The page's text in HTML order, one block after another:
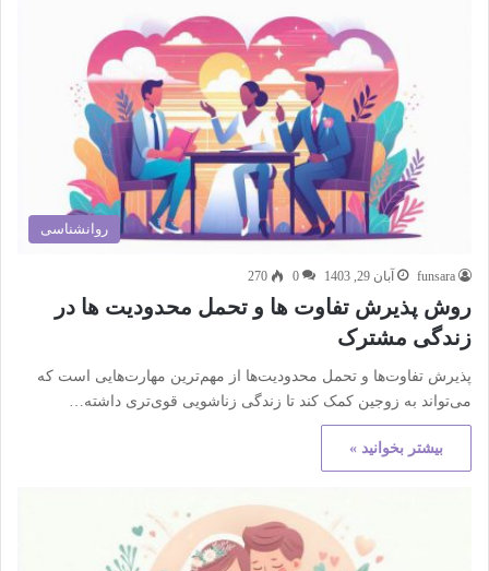
روانشناسی
funsara آبان 29, 1403 0
270
روش پذیرش تفاوت ها و تحمل محدودیت ها در
زندگی مشترک
پذیرش تفاوت‌ها و تحمل محدودیت‌ها از مهم‌ترین مهارت‌هایی است که
می‌تواند به زوجین کمک کند تا زندگی زناشویی قوی‌تری داشته…
بیشتر بخوانید »